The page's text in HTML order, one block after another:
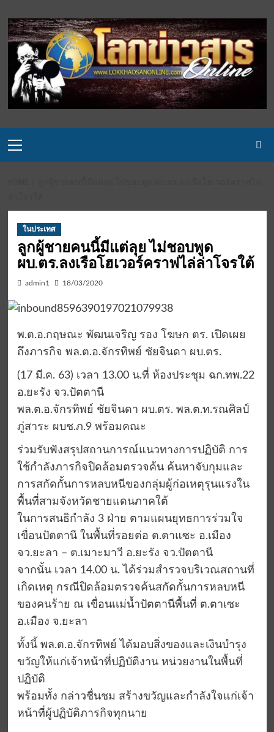
to
content
Menu
ในประเทศ
ลูกผู้ชายคนนี้มีแต่ลุย ไม่ชอบพูด
ผบ.ตร.ลงเรือโฮเวอร์คราฟไล่ล่าโจรใต้
admin1 18/03/2020
พ.ต.อ.กฤษณะ พัฒนเจริญ รอง โฆษก ตร. เปิดเผย
ถึงภารกิจ พล.ต.อ.จักรทิพย์ ชัยจินดา ผบ.ตร.
(17 มี.ค. 63) เวลา 13.00 น.ที่ ห้องประชุม ฉก.ทพ.22
อ.ยะรัง จว.ปัตตานี
พล.ต.อ.จักรทิพย์ ชัยจินดา ผบ.ตร. พล.ต.ท.รณศิลป์
ภู่สาระ ผบช.ภ.9 พร้อมคณะ
ร่วมรับฟังสรุปสถานการณ์แนวทางการปฏิบัติ การ
ใช้กำลังภารกิจปิดล้อมตรวจค้น ค้นหาจับกุมและ
การสกัดกั้นการหลบหนีของกลุ่มผู้ก่อเหตุรุนแรงใน
พื้นที่สามจังหวัดชายแดนภาคใต้
ในการสนธิกำลัง 3 ฝ่าย ตามแผนยุทธการร่วมใจ
เขื่อนปัตตานี ในพื้นที่รอยต่อ ต.ตาแซะ อ.เมือง
จว.ยะลา – ต.เมาะมาวี อ.ยะรัง จว.ปัตตานี
จากนั้น เวลา 14.00 น. ได้ร่วมสำรวจบริเวณสถานที่
เกิดเหตุ กรณีปิดล้อมตรวจค้นสกัดกั้นการหลบหนี
ของคนร้าย ณ เขื่อนเเม่น้ำปัตตานีพื้นที่ ต.ตาเซะ
อ.เมือง จ.ยะลา
ทั้งนี้ พล.ต.อ.จักรทิพย์ ได้มอบสิ่งของและเงินบำรุง
ขวัญให้แก่เจ้าหน้าที่ปฏิบัติงาน หน่วยงานในพื้นที่
ปฏิบัติ
พร้อมทั้ง กล่าวชื่นชม สร้างขวัญและกำลังใจแก่เจ้า
หน้าที่ผู้ปฏิบัติภารกิจทุกนาย